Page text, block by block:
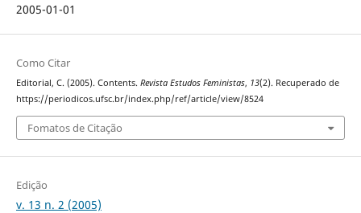
2005-01-01
Como Citar
Editorial, C. (2005). Contents. Revista Estudos Feministas, 13(2). Recuperado de
https://periodicos.ufsc.br/index.php/ref/article/view/8524
Fomatos de Citação
Edição
v. 13 n. 2 (2005)